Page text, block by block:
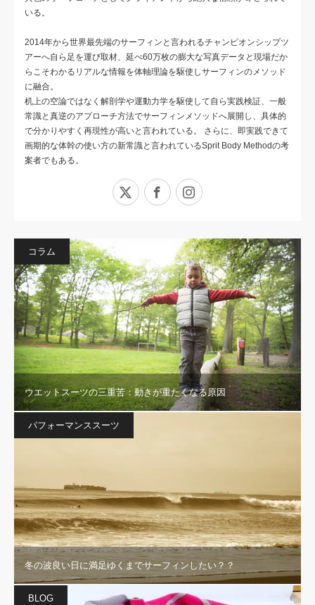
いる。
2014年から世界最先端のサーフィンと言われるチャンピオンシップツ
アーへ自ら足を運び取材、延べ60万枚の膨大な写真データと現場だか
らこそわかるリアルな情報を体軸理論を駆使しサーフィンのメソッド
に融合。
机上の空論ではなく解剖学や運動力学を駆使して自ら実践検証、一般
常識と真逆のアプローチ方法でサーフィンメソッドへ展開し、具体的
で分かりやすく再現性が高いと言われている。 さらに、即実践できて
画期的な体幹の使い方の新常識と言われているSprit Body Methodの考
案者でもある。
Facebook
コラム
ウエットスーツの三重苦：動きが重たくなる原因
パフォーマンススーツ
冬の波良い日に満足ゆくまでサーフィンしたい？？
BLOG